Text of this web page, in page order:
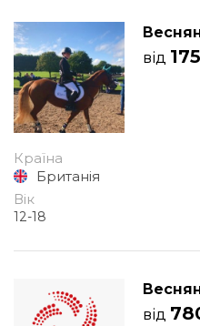
від
Країна
Британія
Вік
12-18
від